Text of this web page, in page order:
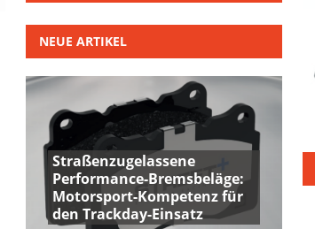
NEUE ARTIKEL
Straßenzugelassene
Performance-Bremsbeläge:
Motorsport-Kompetenz für
den Trackday-Einsatz